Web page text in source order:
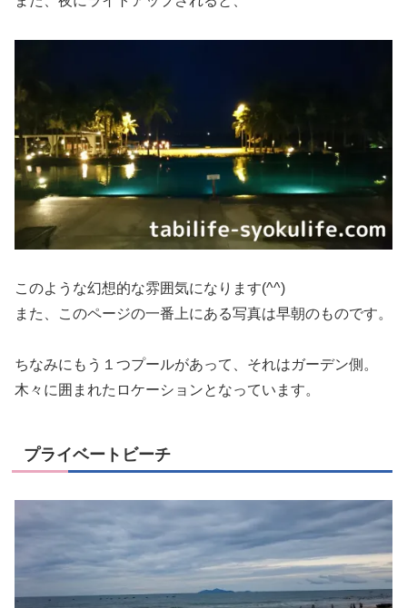
このような幻想的な雰囲気になります(^^)
また、このページの一番上にある写真は早朝のものです。
ちなみにもう１つプールがあって、それはガーデン側。
木々に囲まれたロケーションとなっています。
プライベートビーチ